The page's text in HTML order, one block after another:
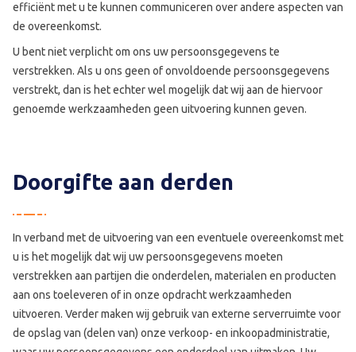
efficiënt met u te kunnen communiceren over andere aspecten van
de overeenkomst.
U bent niet verplicht om ons uw persoonsgegevens te
verstrekken. Als u ons geen of onvoldoende persoonsgegevens
verstrekt, dan is het echter wel mogelijk dat wij aan de hiervoor
genoemde werkzaamheden geen uitvoering kunnen geven.
Doorgifte aan derden
In verband met de uitvoering van een eventuele overeenkomst met
u is het mogelijk dat wij uw persoonsgegevens moeten
verstrekken aan partijen die onderdelen, materialen en producten
aan ons toeleveren of in onze opdracht werkzaamheden
uitvoeren. Verder maken wij gebruik van externe serverruimte voor
de opslag van (delen van) onze verkoop- en inkoopadministratie,